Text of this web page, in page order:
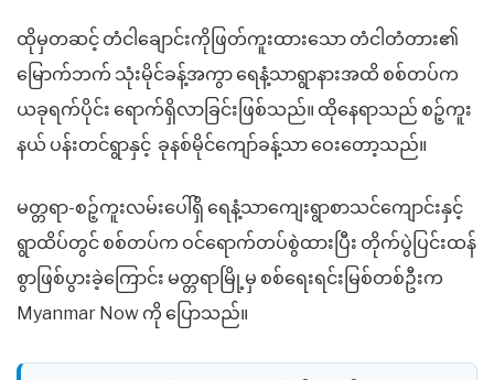
ထိုမှတဆင့် တံငါချောင်းကိုဖြတ်ကူးထားသော တံငါတံတား၏
မြောက်ဘက် သုံးမိုင်ခန့်အကွာ ရေနံ့သာရွာနားအထိ စစ်တပ်က
ယခုရက်ပိုင်း ရောက်ရှိလာခြင်းဖြစ်သည်။ ထိုနေရာသည် စဉ့်ကူး
နယ် ပန်းတင်ရွာနှင့် ခုနစ်မိုင်ကျော်ခန့်သာ ဝေးတော့သည်။
မတ္တရာ-စဉ့်ကူးလမ်းပေါ်ရှိ ရေနံ့သာကျေးရွာစာသင်ကျောင်းနှင့်
ရွာထိပ်တွင် စစ်တပ်က ဝင်ရောက်တပ်စွဲထားပြီး တိုက်ပွဲပြင်းထန်
စွာဖြစ်ပွားခဲ့ကြောင်း မတ္တရာမြို့မှ စစ်ရေးရင်းမြစ်တစ်ဦးက
Myanmar Now ကို ပြောသည်။